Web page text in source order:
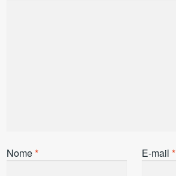
Nome* E-mail*